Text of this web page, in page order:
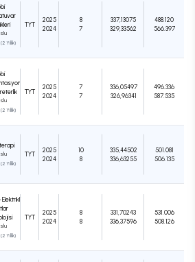
Yıllık)
TYT
2025
2024
8
7
337,13075
329,33562
488.120
566.397
Yıllık)
TYT
2025
2024
7
7
336,05497
326,96341
496.336
587.535
Yıllık)
TYT
2025
2024
10
8
335,44502
336,63255
501.081
506.135
Yıllık)
TYT
2025
2024
8
8
331,70243
336,37596
531.006
508.126